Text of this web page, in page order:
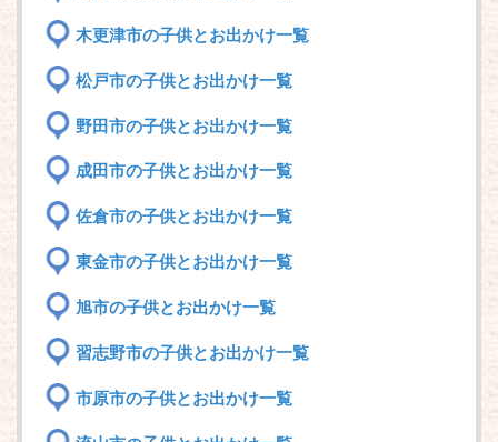
木更津市の子供とお出かけ一覧
松戸市の子供とお出かけ一覧
野田市の子供とお出かけ一覧
成田市の子供とお出かけ一覧
佐倉市の子供とお出かけ一覧
東金市の子供とお出かけ一覧
旭市の子供とお出かけ一覧
習志野市の子供とお出かけ一覧
市原市の子供とお出かけ一覧